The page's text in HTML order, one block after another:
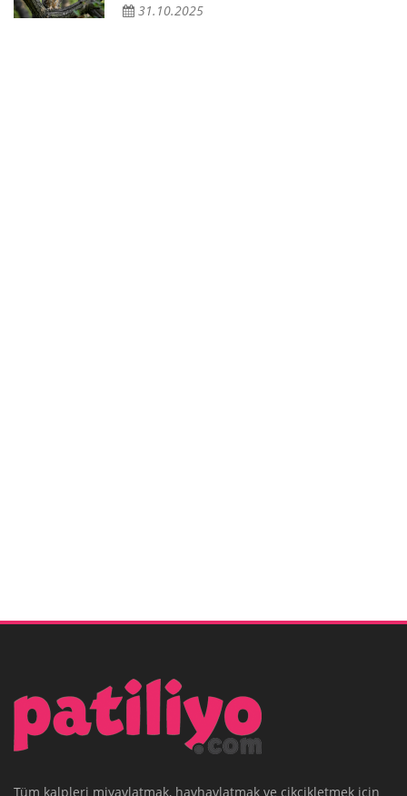
31.10.2025
Tüm kalpleri miyavlatmak, havhavlatmak ve cikcikletmek için